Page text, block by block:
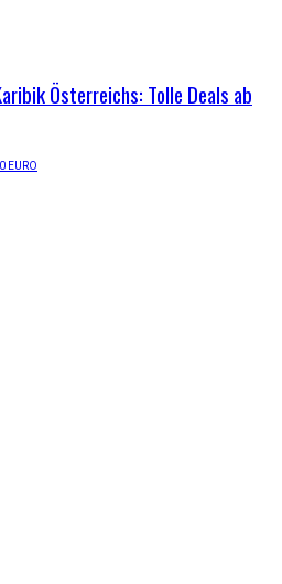
Österreichs: Tolle Deals ab
EURO